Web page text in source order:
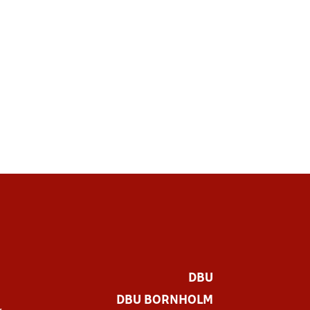
DBU
DBU BORNHOLM